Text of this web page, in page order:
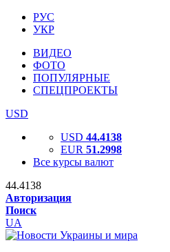
РУС
УКР
ВИДЕО
ФОТО
ПОПУЛЯРНЫЕ
СПЕЦПРОЕКТЫ
USD
USD 44.4138
EUR 51.2998
Все курсы валют
44.4138
Авторизация
Поиск
UA